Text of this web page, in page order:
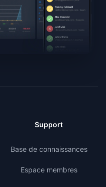
Support
Base de connaissances
Espace membres